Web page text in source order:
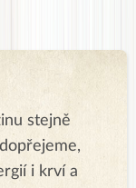
stejně
i krví a